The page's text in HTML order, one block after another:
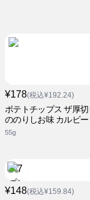
¥178(税込¥192.24)
ポテトチップス ザ厚切
ののりしお味 カルビー
55g
¥148(税込¥159.84)